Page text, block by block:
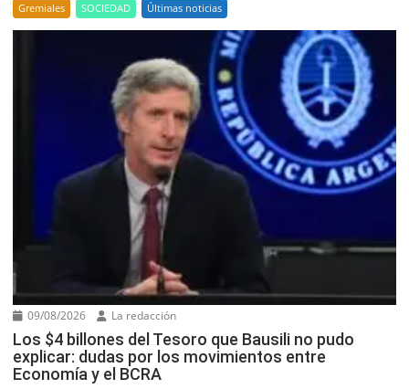
Gremiales SOCIEDAD Últimas noticias
09/08/2026 La redacción
Los $4 billones del Tesoro que Bausili no pudo
explicar: dudas por los movimientos entre
Economía y el BCRA